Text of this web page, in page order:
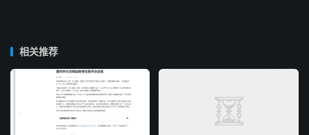
相关推荐